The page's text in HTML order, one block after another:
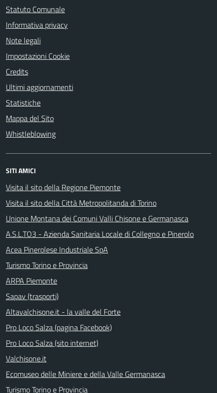
Statuto Comunale
Informativa privacy
Note legali
Impostazioni Cookie
Credits
Ultimi aggiornamenti
Statistiche
Mappa del Sito
Whistleblowing
SITI AMICI
Visita il sito della Regione Piemonte
Visita il sito della Città Metropolitanda di Torino
Unione Montana dei Comuni Valli Chisone e Germanasca
A.S.L.TO3 - Azienda Sanitaria Locale di Collegno e Pinerolo
Acea Pinerolese Industriale SpA
Turismo Torino e Provincia
ARPA Piemonte
Sapav (trasporti)
Altavalchisone.it - la valle del Forte
Pro Loco Salza (pagina Facebook)
Pro Loco Salza (sito internet)
Valchisone.it
Ecomuseo delle Miniere e della Valle Germanasca
Turismo Torino e Provincia